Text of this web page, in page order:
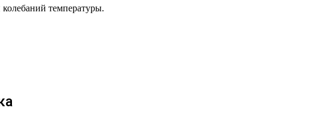
температуры.